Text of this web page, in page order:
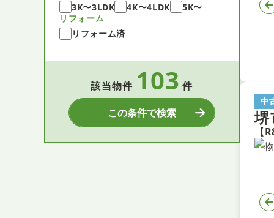
3K〜3LDK
4K〜4LDK
5K〜
リフォーム
リフォーム済
該当物件 103 件
この条件で検索
中